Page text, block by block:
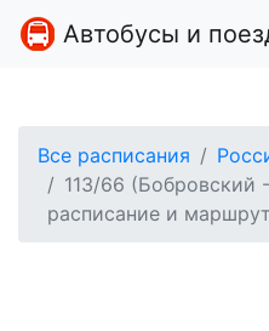
Автобусы и
Все расписания
113/66 (Бобровский
расписание и маршрут